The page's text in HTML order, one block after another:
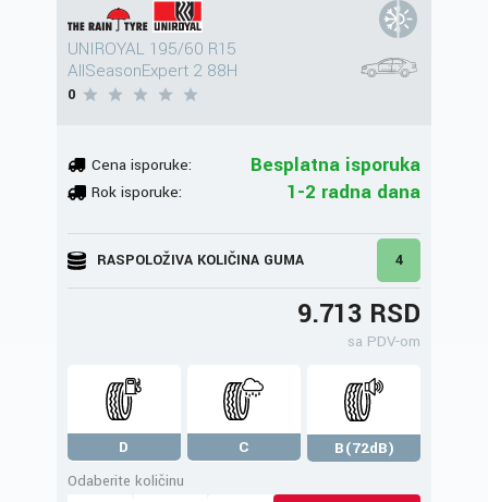
UNIROYAL 195/60 R15
AllSeasonExpert 2 88H
0
Cena isporuke: Besplatna isporuka
Rok isporuke: 1-2 radna dana
RASPOLOŽIVA KOLIČINA GUMA 4
9.713 RSD
sa PDV-om
D C
B(72dB)
Odaberite količinu